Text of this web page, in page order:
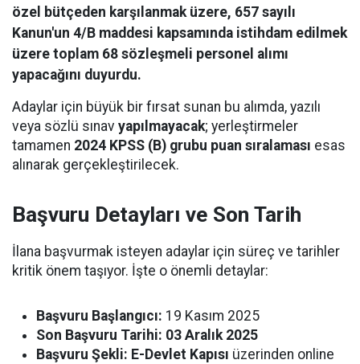
özel bütçeden karşılanmak üzere, 657 sayılı
Kanun'un 4/B maddesi kapsamında istihdam edilmek
üzere toplam 68 sözleşmeli personel alımı
yapacağını duyurdu.
Adaylar için büyük bir fırsat sunan bu alımda, yazılı
veya sözlü sınav yapılmayacak; yerleştirmeler
tamamen 2024 KPSS (B) grubu puan sıralaması esas
alınarak gerçekleştirilecek.
Başvuru Detayları ve Son Tarih
İlana başvurmak isteyen adaylar için süreç ve tarihler
kritik önem taşıyor. İşte o önemli detaylar:
Başvuru Başlangıcı: 19 Kasım 2025
Son Başvuru Tarihi: 03 Aralık 2025
Başvuru Şekli: E-Devlet Kapısı üzerinden online